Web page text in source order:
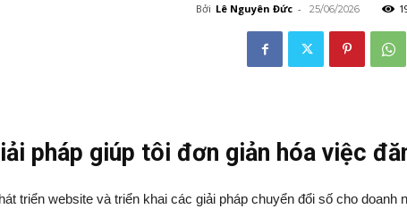
Bởi Lê Nguyên Đức - 25/06/2026
pháp giúp tôi đơn giản hóa việc
triển website và triển khai các giải pháp chuyển đổi số cho doanh